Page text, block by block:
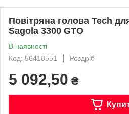
Повітряна голова Tech
Sagola 3300 GTO
В наявності
Код: 56418551
Роздріб
5 092,50 ₴